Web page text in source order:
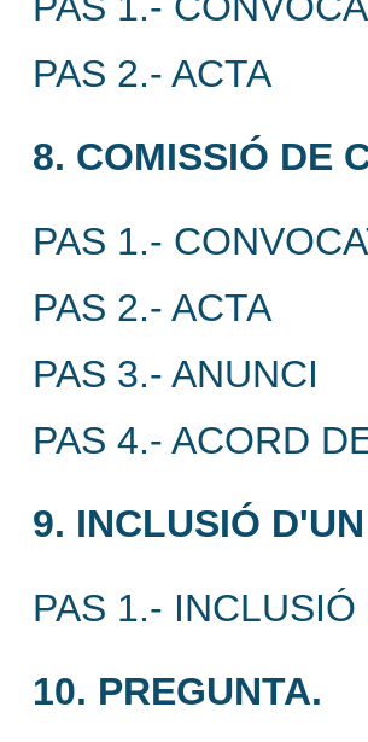
PAS 2.- ACTA
8. COMISSIÓ DE
PAS 1.-
PAS 2.- ACTA
PAS 3.- ANUNCI
PAS 4.- ACORD
9. INCLUSIÓ
PAS 1.-
10. PREGUNTA.